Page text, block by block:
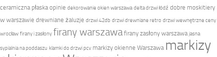
ceramiczna płaska opinie dekorowanie okien warszawa delta drzwi łódź dobre moskitiery
w warszawie drewniane żaluzje drzwi 42db drzwi drewniane retro drzwi wewnętrzne ceny
wrocław firany i zasłony firany warszawa firany zasłony warszawa jasna
sypialnia na poddaszu klamki do drzwi pcv markizy okienne Warszawa markizy